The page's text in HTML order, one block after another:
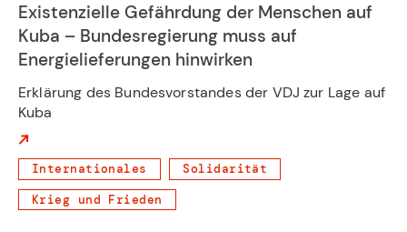
Existenzielle Gefährdung der Menschen auf
Kuba – Bundesregierung muss auf
Energielieferungen hinwirken
Erklärung des Bundesvorstandes der VDJ zur Lage auf
Kuba
Internationales
Solidarität
Krieg und Frieden